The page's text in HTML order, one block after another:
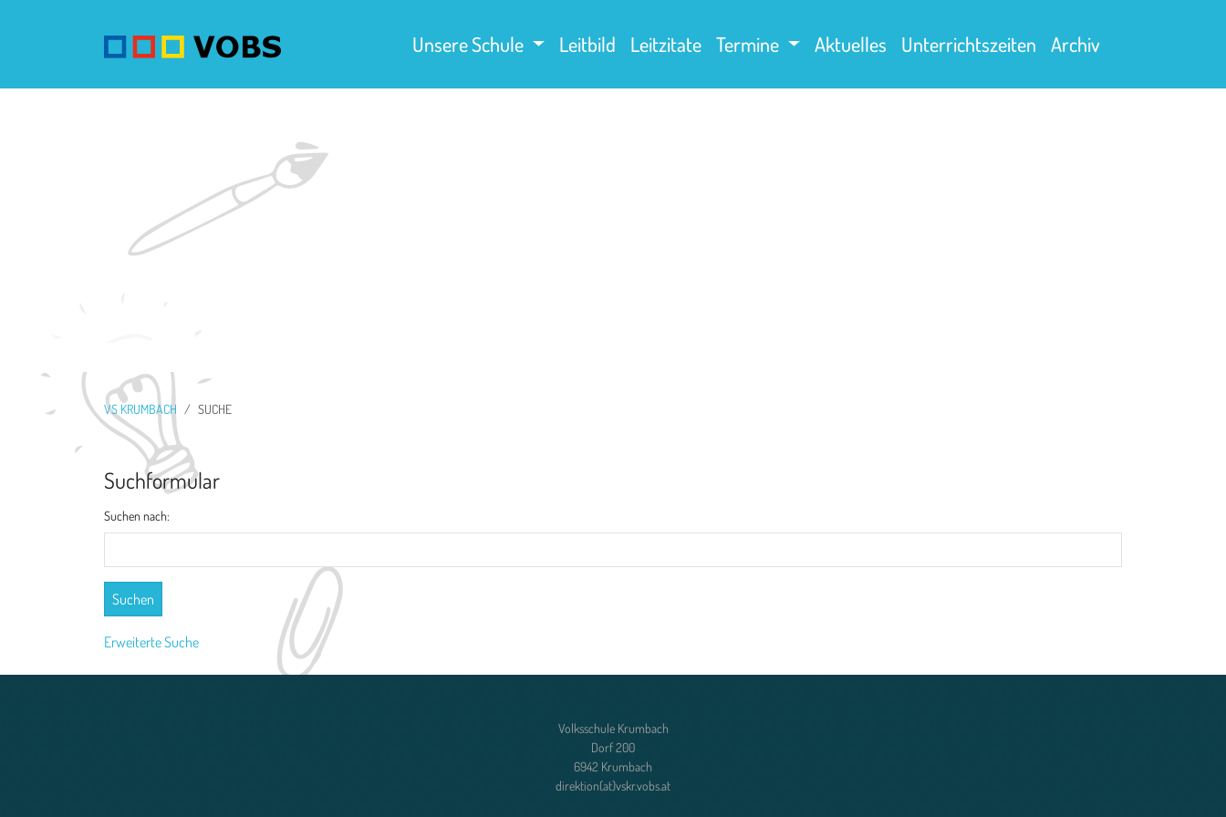
Unsere Schule Leitbild Leitzitate Termine Aktuelles Unterrichtszeiten Archiv
VS KRUMBACH SUCHE
Suchformular
Suchen nach:
Erweiterte Suche
Volksschule Krumbach
Dorf 200
6942 Krumbach
direktion(at)vskr.vobs.at